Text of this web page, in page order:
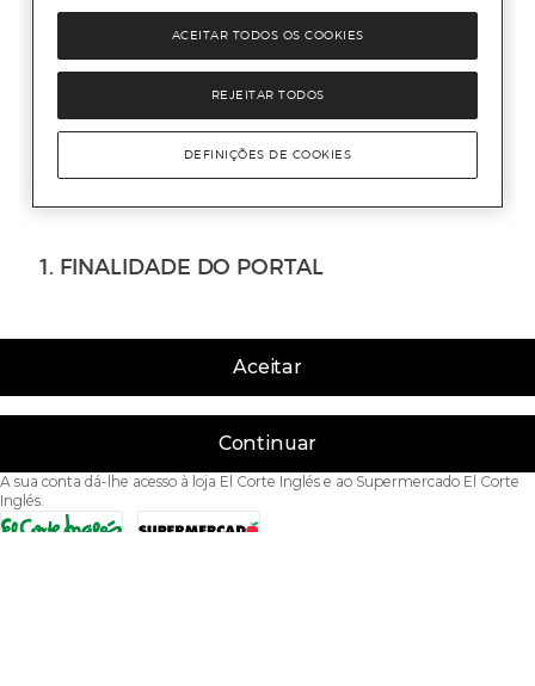
Aceitar
Continuar
A sua conta dá-lhe acesso à loja El Corte Inglés e ao Supermercado El Corte
Inglés.